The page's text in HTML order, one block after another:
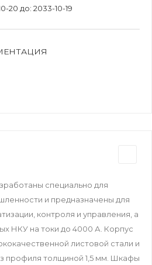
20 до: 2033-10-19
специально для
и предназначены для
контроля и управления, а
НКУ на токи до 4000 А. Корпус
листовой стали и
профиля толщиной 1,5 мм. Шкафы